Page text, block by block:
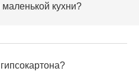
кухни?